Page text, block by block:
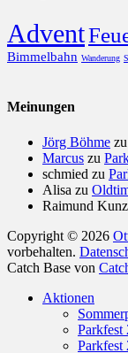
Advent
Bimmelbahn Wanderung
Meinungen
Jörg Böhme zu
Marcus zu
schmied zu
Alisa zu
Raimund
Copyright © 2026
vorbehalten.
Catch Base von
oben
Aktionen
Parkfest
Parkfest